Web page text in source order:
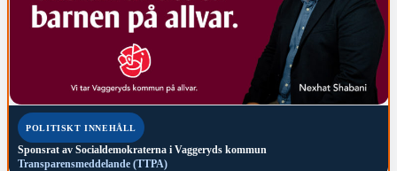
POLITISKT INNEHÅLL
Sponsrat av Socialdemokraterna i Vaggeryds kommun
Transparensmeddelande (TTPA)